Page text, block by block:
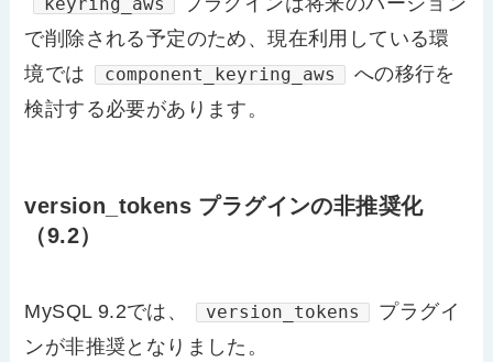
で削除される予定のため、現在利用している環
境では
component_keyring_aws
への移行を
検討する必要があります。
version_tokens プラグインの非推奨化
（9.2）
MySQL 9.2では、 version_tokens
プラグイ
ンが非推奨となりました。